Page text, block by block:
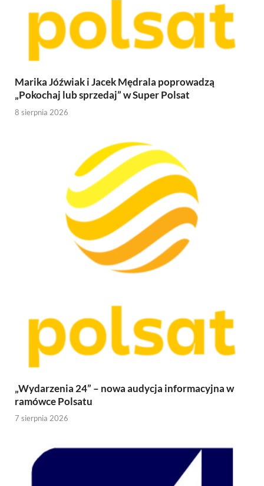
Marika Jóźwiak i Jacek Mędrala poprowadzą
„Pokochaj lub sprzedaj” w Super Polsat
8 sierpnia 2026
„Wydarzenia 24” – nowa audycja informacyjna w
ramówce Polsatu
7 sierpnia 2026